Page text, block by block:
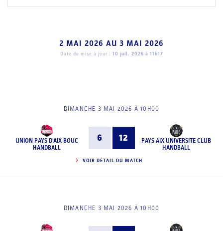
2 MAI 2026 AU 3 MAI 2026
Date de mise à jour : 10 juil. 2026 à 11h17
DIMANCHE 3 MAI 2026 À 10H00
UNION PAYS D'AIX BOUC
HANDBALL
6 12
PAYS AIX UNIVERSITE CLUB
HANDBALL
VOIR DÉTAIL DU MATCH
DIMANCHE 3 MAI 2026 À 10H00